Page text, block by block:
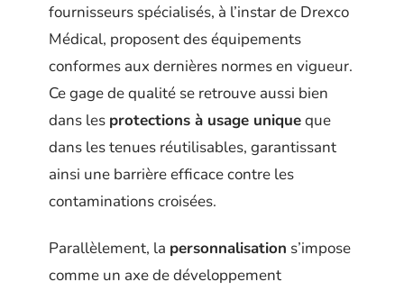
fournisseurs spécialisés, à l’instar de Drexco
Médical, proposent des équipements
conformes aux dernières normes en vigueur.
Ce gage de qualité se retrouve aussi bien
dans les protections à usage uniqueque
dans les tenues réutilisables, garantissant
ainsi une barrière efficace contre les
contaminations croisées.
Parallèlement, la personnalisation s’impose
comme un axe de développement